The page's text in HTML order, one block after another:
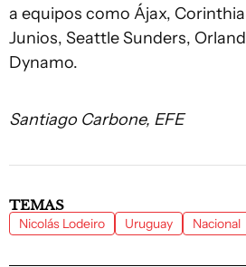
a equipos como Ájax,
Junios, Seattle Sunders,
Dynamo.
Santiago Carbone, EFE
TEMAS
Nicolás Lodeiro Uruguay Nacional